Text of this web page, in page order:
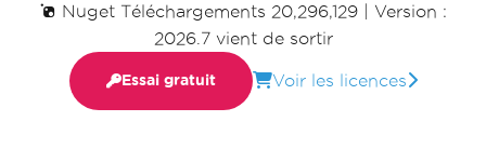
Nuget Téléchargements 20,296,129
Version :
2026.7 vient de sortir
Essai gratuit Voir les licences